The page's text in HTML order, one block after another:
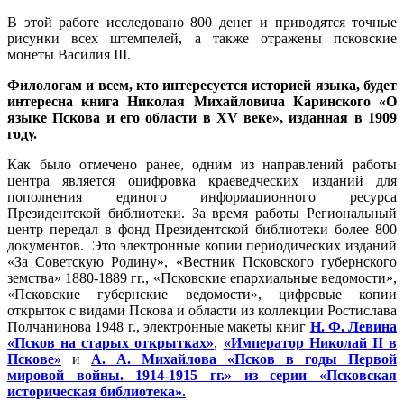
В этой работе исследовано 800 денег и приводятся точные
рисунки всех штемпелей, а также отражены псковские
монеты Василия III.
Филологам и всем, кто интересуется историей языка, будет
интересна книга Николая Михайловича Каринского «О
языке Пскова и его области в XV веке», изданная в 1909
году.
Как было отмечено ранее, одним из направлений работы
центра является оцифровка краеведческих изданий для
пополнения единого информационного ресурса
Президентской библиотеки. За время работы Региональный
центр передал в фонд Президентской библиотеки более 800
документов. Это электронные копии периодических изданий
«За Советскую Родину», «Вестник Псковского губернского
земства» 1880-1889 гг., «Псковские епархиальные ведомости»,
«Псковские губернские ведомости», цифровые копии
открыток с видами Пскова и области из коллекции Ростислава
Полчанинова 1948 г., электронные макеты книг Н. Ф. Левина
«Псков на старых открытках», «Император Николай II в
Пскове» и А. А. Михайлова «Псков в годы Первой
мировой войны. 1914-1915 гг.» из серии «Псковская
историческая библиотека».